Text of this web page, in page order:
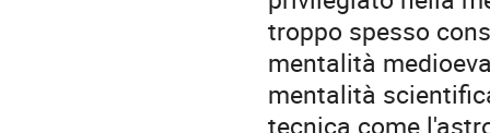
troppo spesso
mentalità
mentalità
tecnica come